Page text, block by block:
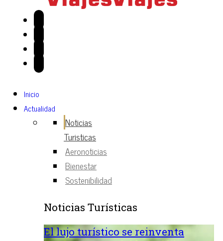
Inicio
Actualidad
Noticias
Turisticas
Aeronoticias
Bienestar
Sostenibilidad
Noticias Turísticas
El lujo turístico se reinventa